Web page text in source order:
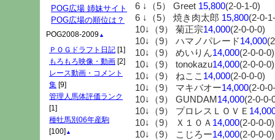
6 ↓（5） Greet 15,800(2-0-1-0)
6 ↓（5） 焼き肉太郎 15,800(2-0-
10↓（9） 菊正宗14,000(2-0-0-0)
10↓（9） ハマノパレード14,000
10↓（9） めいりん14,000(2-0-0-0)
10↓（9） tonokazu14,000(2-0-0-0)
10↓（9） ねここ 14,000(2-0-0-0)
10↓（9） マキバオー14,000(2-0-
10↓（9） GUNDAM14,000(2-0-0-
10↓（9） プロレスＬＯＶＥ
10↓（9） Ｘ１０Ａ 14,000(2-0-0-0)
10↓（9） こじろー14,000(2-0-0-0)
POG広場 姉妹サイト
POG広場の順位は？
POG2008-2009 ▲
ＰＯＧドラフト日記 [1]
もろもろ映像・動画 [2]
レース動画・コメント
集 [9]
管理人馬体評価ランク
[1]
種牡馬別06年産駒
[100] ▲